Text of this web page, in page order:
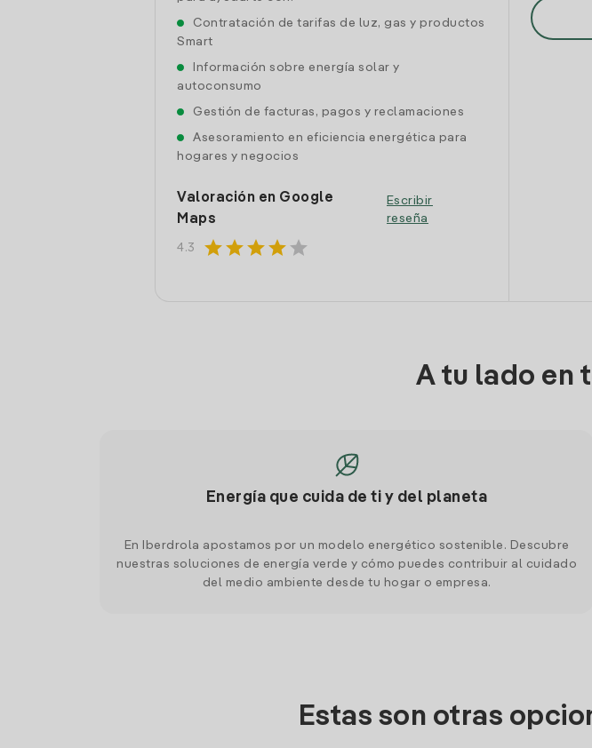
Contratación de tarifas de luz, gas y productos
Smart
Información sobre energía solar y
autoconsumo
Gestión de facturas, pagos y reclamaciones
Asesoramiento en eficiencia energética para
hogares y negocios
Valoración en Google
Maps
4.3 starstarstarstar star
Escribir
reseña
A tu lado en
Energía que cuida de ti y del planeta
En Iberdrola apostamos por un modelo energético sostenible. Descubre
nuestras soluciones de energía verde y cómo puedes contribuir al cuidado
del medio ambiente desde tu hogar o empresa.
Estas son otras